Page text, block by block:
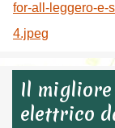
for-all-leggero-e-
4.jpeg
Il
elettrico